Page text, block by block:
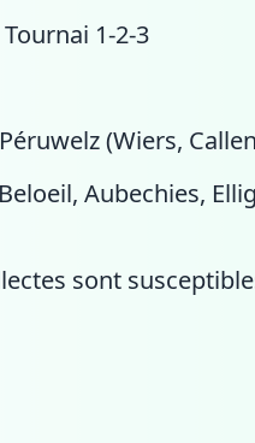
1-2-3
(Wiers,
Aubechies,
sont